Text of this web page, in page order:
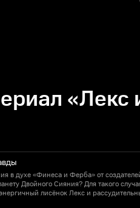
«Лекс
в духе «Финеса и Ферба» от
Двойного Сияния? Для такого
лисёнок Лекс и
Помогают им лисичка-